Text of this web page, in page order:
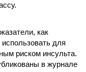
как
для
риском инсульта.
в журнале